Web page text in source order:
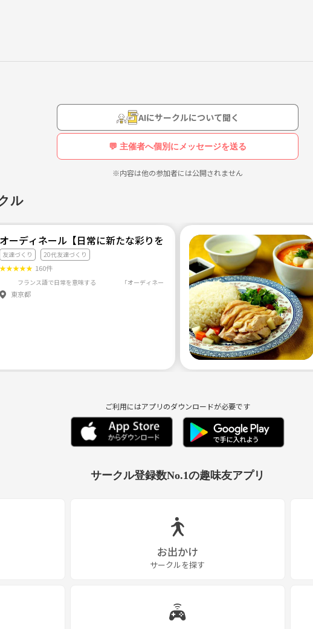
AIにサークルについて聞く
💬 主催者へ個別にメッセージを送る
※内容は他の参加者には公開されません
ル
オーディネール【日常に新たな彩りを/20代後半〜30代中心(40代少々)
友達づくり 20代友達づくり
★★★★★ 160件
東京都
ご利用にはアプリのダウンロードが必要です
サークル登録数No.1の趣味友アプリ
お出かけ
サークルを探す